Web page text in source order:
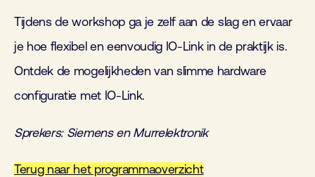
Tijdens de workshop ga je zelf aan de slag en ervaar
je hoe flexibel en eenvoudig IO-Link in de praktijk is.
Ontdek de mogelijkheden van slimme hardware
configuratie met IO-Link.
Sprekers: Siemens en Murrelektronik
Terug naar het programmaoverzicht